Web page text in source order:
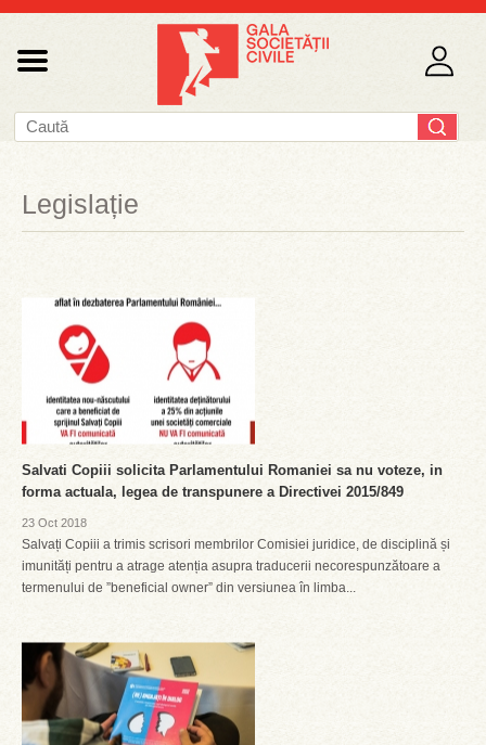
Legislație
Salvati Copiii solicita Parlamentului Romaniei sa nu voteze, in
forma actuala, legea de transpunere a Directivei 2015/849
23 Oct 2018
Salvați Copiii a trimis scrisori membrilor Comisiei juridice, de disciplină și
imunități pentru a atrage atenția asupra traducerii necorespunzătoare a
termenului de ”beneficial owner” din versiunea în limba...